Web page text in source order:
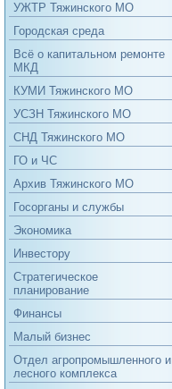
УЖТР Тяжинского МО
Городская среда
Всё о капитальном ремонте
МКД
КУМИ Тяжинского МО
УСЗН Тяжинского МО
СНД Тяжинского МО
ГО и ЧС
Архив Тяжинского МО
Госорганы и службы
Экономика
Инвестору
Стратегическое
планирование
Финансы
Малый бизнес
Отдел агропромышленного и
лесного комплекса